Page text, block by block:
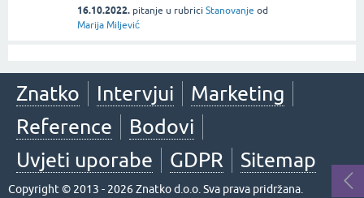
16.10.2022. pitanje u rubrici Stanovanje od
Marija Miljević
Znatko Intervjui
Marketing
Reference
Bodovi
Uvjeti uporabe
GDPR Sitemap
Copyright © 2013 - 2026 Znatko d.o.o. Sva prava pridržana.